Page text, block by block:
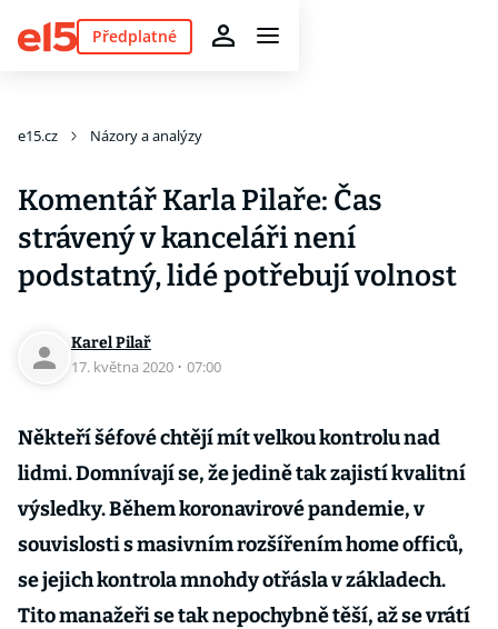
Předplatné
e15.cz Názory a analýzy
Komentář Karla Pilaře: Čas
strávený v kanceláři není
podstatný, lidé potřebují volnost
Karel Pilař
17. května 2020 · 07:00
Někteří šéfové chtějí mít velkou kontrolu nad
lidmi. Domnívají se, že jedině tak zajistí kvalitní
výsledky. Během koronavirové pandemie, v
souvislosti s masivním rozšířením home officů,
se jejich kontrola mnohdy otřásla v základech.
Tito manažeři se tak nepochybně těší, až se vrátí